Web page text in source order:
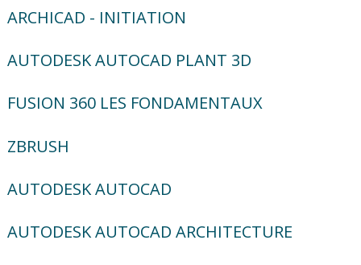
ARCHICAD - INITIATION
AUTODESK AUTOCAD PLANT 3D
FUSION 360 LES FONDAMENTAUX
ZBRUSH
AUTODESK AUTOCAD
AUTODESK AUTOCAD ARCHITECTURE